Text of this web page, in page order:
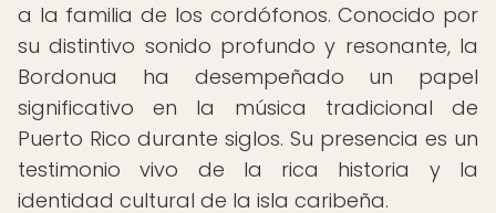
a la familia de los cordófonos. Conocido por
su distintivo sonido profundo y resonante, la
Bordonua ha desempeñado un papel
significativo en la música tradicional de
Puerto Rico durante siglos. Su presencia es un
testimonio vivo de la rica historia y la
identidad cultural de la isla caribeña.